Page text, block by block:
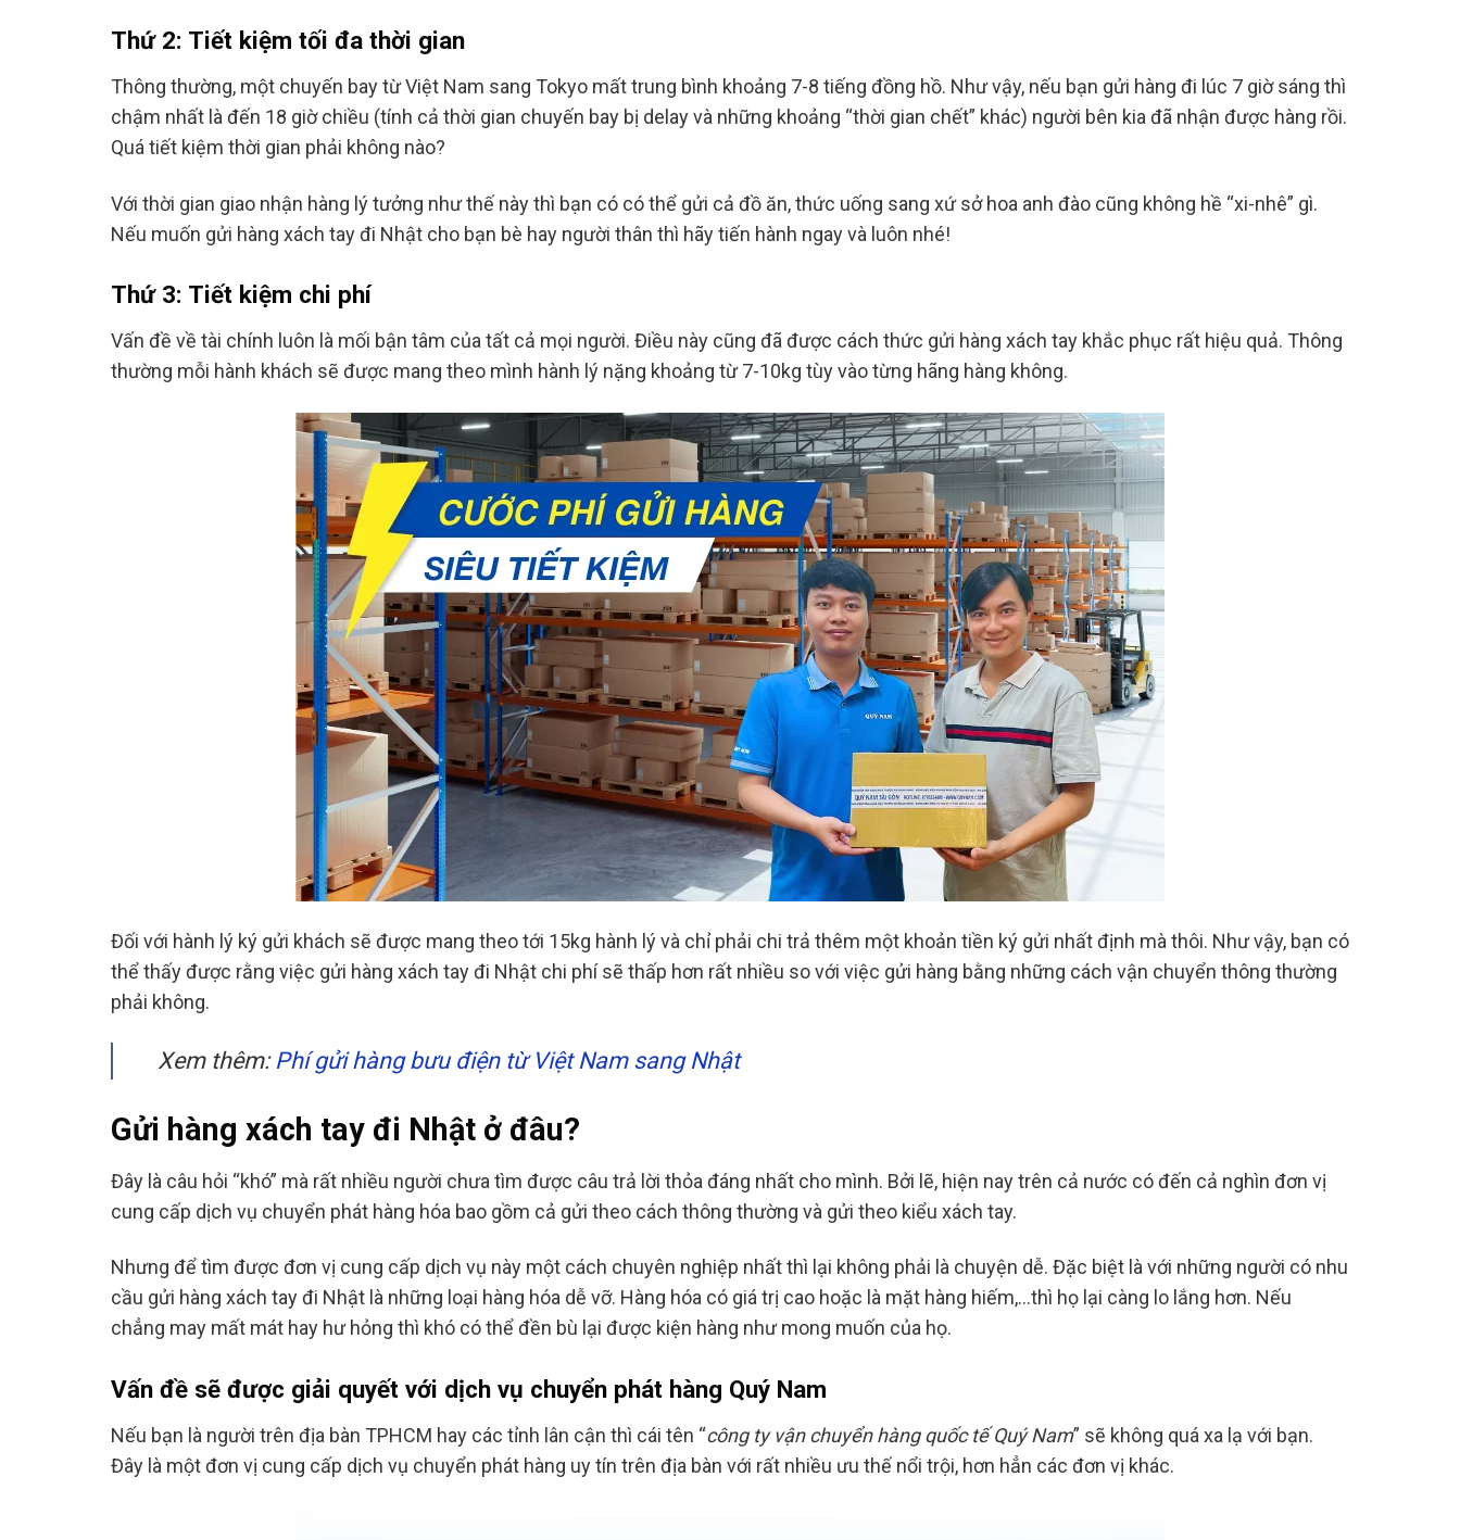
Thứ 2: Tiết kiệm tối đa thời gian
Thông thường, một chuyến bay từ Việt Nam sang Tokyo mất trung bình khoảng 7-8 tiếng đồng hồ. Như vậy, nếu bạn gửi hàng đi lúc 7 giờ sáng thì
chậm nhất là đến 18 giờ chiều (tính cả thời gian chuyến bay bị delay và những khoảng “thời gian chết” khác) người bên kia đã nhận được hàng rồi.
Quá tiết kiệm thời gian phải không nào?
Với thời gian giao nhận hàng lý tưởng như thế này thì bạn có có thể gửi cả đồ ăn, thức uống sang xứ sở hoa anh đào cũng không hề “xi-nhê” gì.
Nếu muốn gửi hàng xách tay đi Nhật cho bạn bè hay người thân thì hãy tiến hành ngay và luôn nhé!
Thứ 3: Tiết kiệm chi phí
Vấn đề về tài chính luôn là mối bận tâm của tất cả mọi người. Điều này cũng đã được cách thức gửi hàng xách tay khắc phục rất hiệu quả. Thông
thường mỗi hành khách sẽ được mang theo mình hành lý nặng khoảng từ 7-10kg tùy vào từng hãng hàng không.
Đối với hành lý ký gửi khách sẽ được mang theo tới 15kg hành lý và chỉ phải chi trả thêm một khoản tiền ký gửi nhất định mà thôi. Như vậy, bạn có
thể thấy được rằng việc gửi hàng xách tay đi Nhật chi phí sẽ thấp hơn rất nhiều so với việc gửi hàng bằng những cách vận chuyển thông thường
phải không.
Xem thêm: Phí gửi hàng bưu điện từ Việt Nam sang Nhật
Gửi hàng xách tay đi Nhật ở đâu?
Đây là câu hỏi “khó” mà rất nhiều người chưa tìm được câu trả lời thỏa đáng nhất cho mình. Bởi lẽ, hiện nay trên cả nước có đến cả nghìn đơn vị
cung cấp dịch vụ chuyển phát hàng hóa bao gồm cả gửi theo cách thông thường và gửi theo kiểu xách tay.
Nhưng để tìm được đơn vị cung cấp dịch vụ này một cách chuyên nghiệp nhất thì lại không phải là chuyện dễ. Đặc biệt là với những người có nhu
cầu gửi hàng xách tay đi Nhật là những loại hàng hóa dễ vỡ. Hàng hóa có giá trị cao hoặc là mặt hàng hiếm,…thì họ lại càng lo lắng hơn. Nếu
chẳng may mất mát hay hư hỏng thì khó có thể đền bù lại được kiện hàng như mong muốn của họ.
Vấn đề sẽ được giải quyết với dịch vụ chuyển phát hàng Quý Nam
Nếu bạn là người trên địa bàn TPHCM hay các tỉnh lân cận thì cái tên “công ty vận chuyển hàng quốc tế Quý Nam” sẽ không quá xa lạ với bạn.
Đây là một đơn vị cung cấp dịch vụ chuyển phát hàng uy tín trên địa bàn với rất nhiều ưu thế nổi trội, hơn hẳn các đơn vị khác.